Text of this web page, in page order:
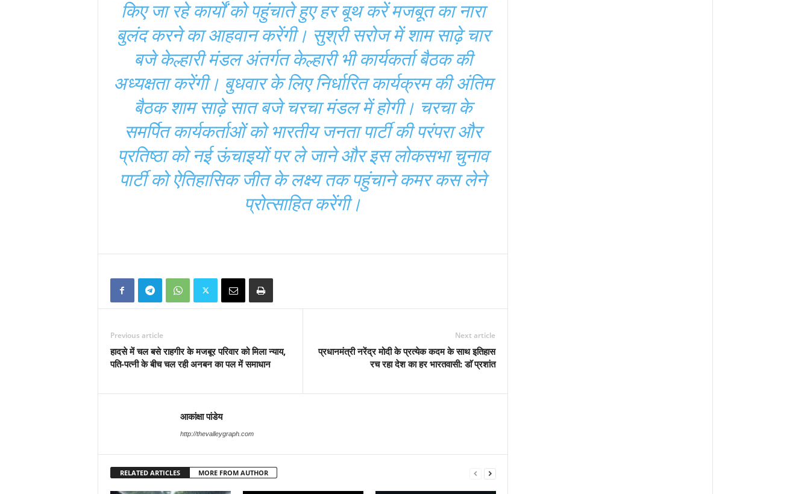
किए जा रहे कार्यों को पहुंचाते हुए हर बूथ करें मजबूत का नारा
बुलंद करने का आहवान करेंगी। सुश्री सरोज में शाम साढ़े चार
बजे केल्हारी मंडल अंतर्गत केल्हारी भी कार्यकर्ता बैठक की
अध्यक्षता करेंगी। बुधवार के लिए निर्धारित कार्यक्रम की अंतिम
बैठक शाम साढ़े सात बजे चरचा मंडल में होगी। चरचा के
समर्पित कार्यकर्ताओं को भारतीय जनता पार्टी की परंपरा और
प्रतिष्ठा को नई ऊंचाइयों पर ले जाने और इस लोकसभा चुनाव
पार्टी को ऐतिहासिक जीत के लक्ष्य तक पहुंचाने कमर कस लेने
प्रोत्साहित करेंगी।
Previous article
हादसे में चल बसे राहगीर के मजबूर परिवार को मिला न्याय,
पति-पत्नी के बीच चल रही अनबन का पल में समाधान
Next article
प्रधानमंत्री नरेंद्र मोदी के प्रत्येक कदम के साथ इतिहास
रच रहा देश का हर भारतवासी: डाॅ प्रशांत
आकांक्षा पांडेय
http://thevalleygraph.com
RELATED ARTICLES MORE FROM AUTHOR